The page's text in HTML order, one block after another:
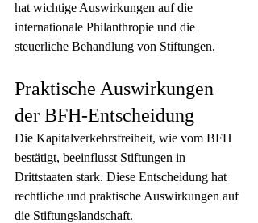
hat wichtige Auswirkungen auf die
internationale Philanthropie und die
steuerliche Behandlung von Stiftungen.
Praktische Auswirkungen
der BFH-Entscheidung
Die Kapitalverkehrsfreiheit, wie vom BFH
bestätigt, beeinflusst Stiftungen in
Drittstaaten stark. Diese Entscheidung hat
rechtliche und praktische Auswirkungen auf
die Stiftungslandschaft.